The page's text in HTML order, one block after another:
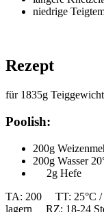
niedrige
Rezept
für 1835g
Poolish:
200g
200g Wasser
2g Hefe
TA: 200 TT: 25°C /
lagern RZ: 18-24